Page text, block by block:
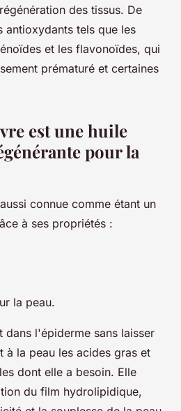
des tissus. De
antioxydants tels que les
et les flavonoïdes, qui
prématuré et certaines
est une huile
pour la
connue comme étant un
à ses propriétés :
la peau.
dans l'épiderme sans laisser
la peau les acides gras et
dont elle a besoin. Elle
du film hydrolipidique,